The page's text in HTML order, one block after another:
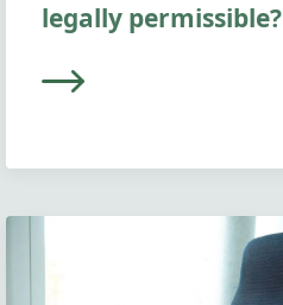
legally permissible?